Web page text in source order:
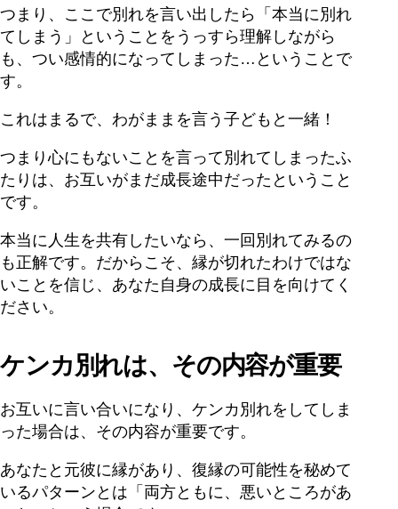
つまり、ここで別れを言い出したら「本当に別れ
てしまう」ということをうっすら理解しながら
も、つい感情的になってしまった…ということで
す。
これはまるで、わがままを言う子どもと一緒！
つまり心にもないことを言って別れてしまったふ
たりは、お互いがまだ成長途中だったということ
です。
本当に人生を共有したいなら、一回別れてみるの
も正解です。だからこそ、縁が切れたわけではな
いことを信じ、あなた自身の成長に目を向けてく
ださい。
ケンカ別れは、その内容が重要
お互いに言い合いになり、ケンカ別れをしてしま
った場合は、その内容が重要です。
あなたと元彼に縁があり、復縁の可能性を秘めて
いるパターンとは「両方ともに、悪いところがあ